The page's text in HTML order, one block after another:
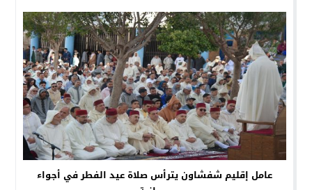
عامل إقليم شفشاون يترأس صلاة عيد الفطر في أجواء